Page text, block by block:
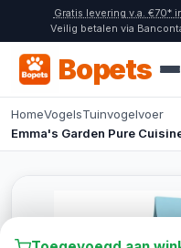
Gratis levering v.a. €70*
Veilig betalen via
Bopets
HomeVogelsTuinvogelvoer
Emma's Garden Pure